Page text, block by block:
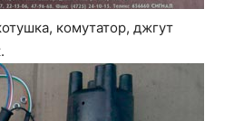
комутатор, джгут